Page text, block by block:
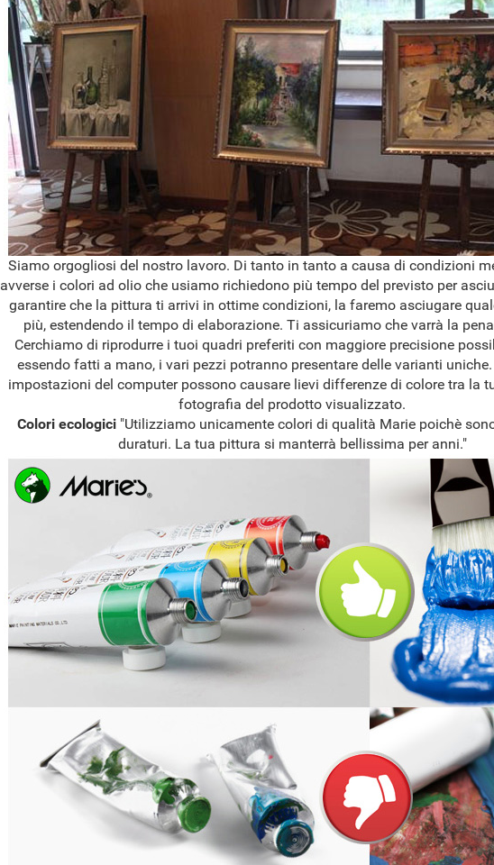
Siamo orgogliosi del nostro lavoro. Di tanto in tanto a causa di condizioni
avverse i colori ad olio che usiamo richiedono più tempo del previsto per
garantire che la pittura ti arrivi in ottime condizioni, la faremo asciugare
più, estendendo il tempo di elaborazione. Ti assicuriamo che varrà la
Cerchiamo di riprodurre i tuoi quadri preferiti con maggiore precisione
essendo fatti a mano, i vari pezzi potranno presentare delle varianti
impostazioni del computer possono causare lievi differenze di colore tra la
fotografia del prodotto visualizzato.
Colori ecologici "Utilizziamo unicamente colori di qualità Marie poichè
duraturi. La tua pittura si manterrà bellissima per anni."